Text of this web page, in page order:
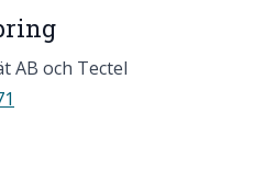
AB och Tectel